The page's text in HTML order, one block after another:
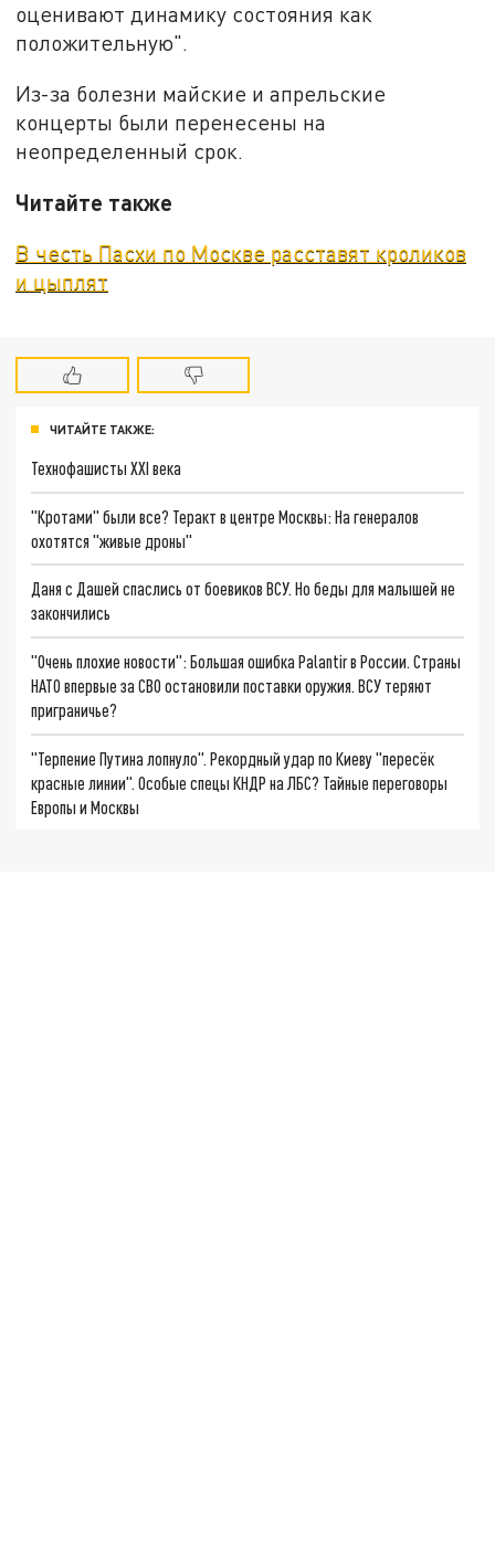
оценивают динамику состояния как
положительную".
Из-за болезни майские и апрельские
концерты были перенесены на
неопределенный срок.
Читайте также
В честь Пасхи по Москве расставят кроликов
и цыплят
ЧИТАЙТЕ ТАКЖЕ:
Технофашисты XXI века
"Кротами" были все? Теракт в центре Москвы: На генералов
охотятся "живые дроны"
Даня с Дашей спаслись от боевиков ВСУ. Но беды для малышей не
закончились
"Очень плохие новости": Большая ошибка Palantir в России. Страны
НАТО впервые за СВО остановили поставки оружия. ВСУ теряют
приграничье?
"Терпение Путина лопнуло". Рекордный удар по Киеву "пересёк
красные линии". Особые спецы КНДР на ЛБС? Тайные переговоры
Европы и Москвы